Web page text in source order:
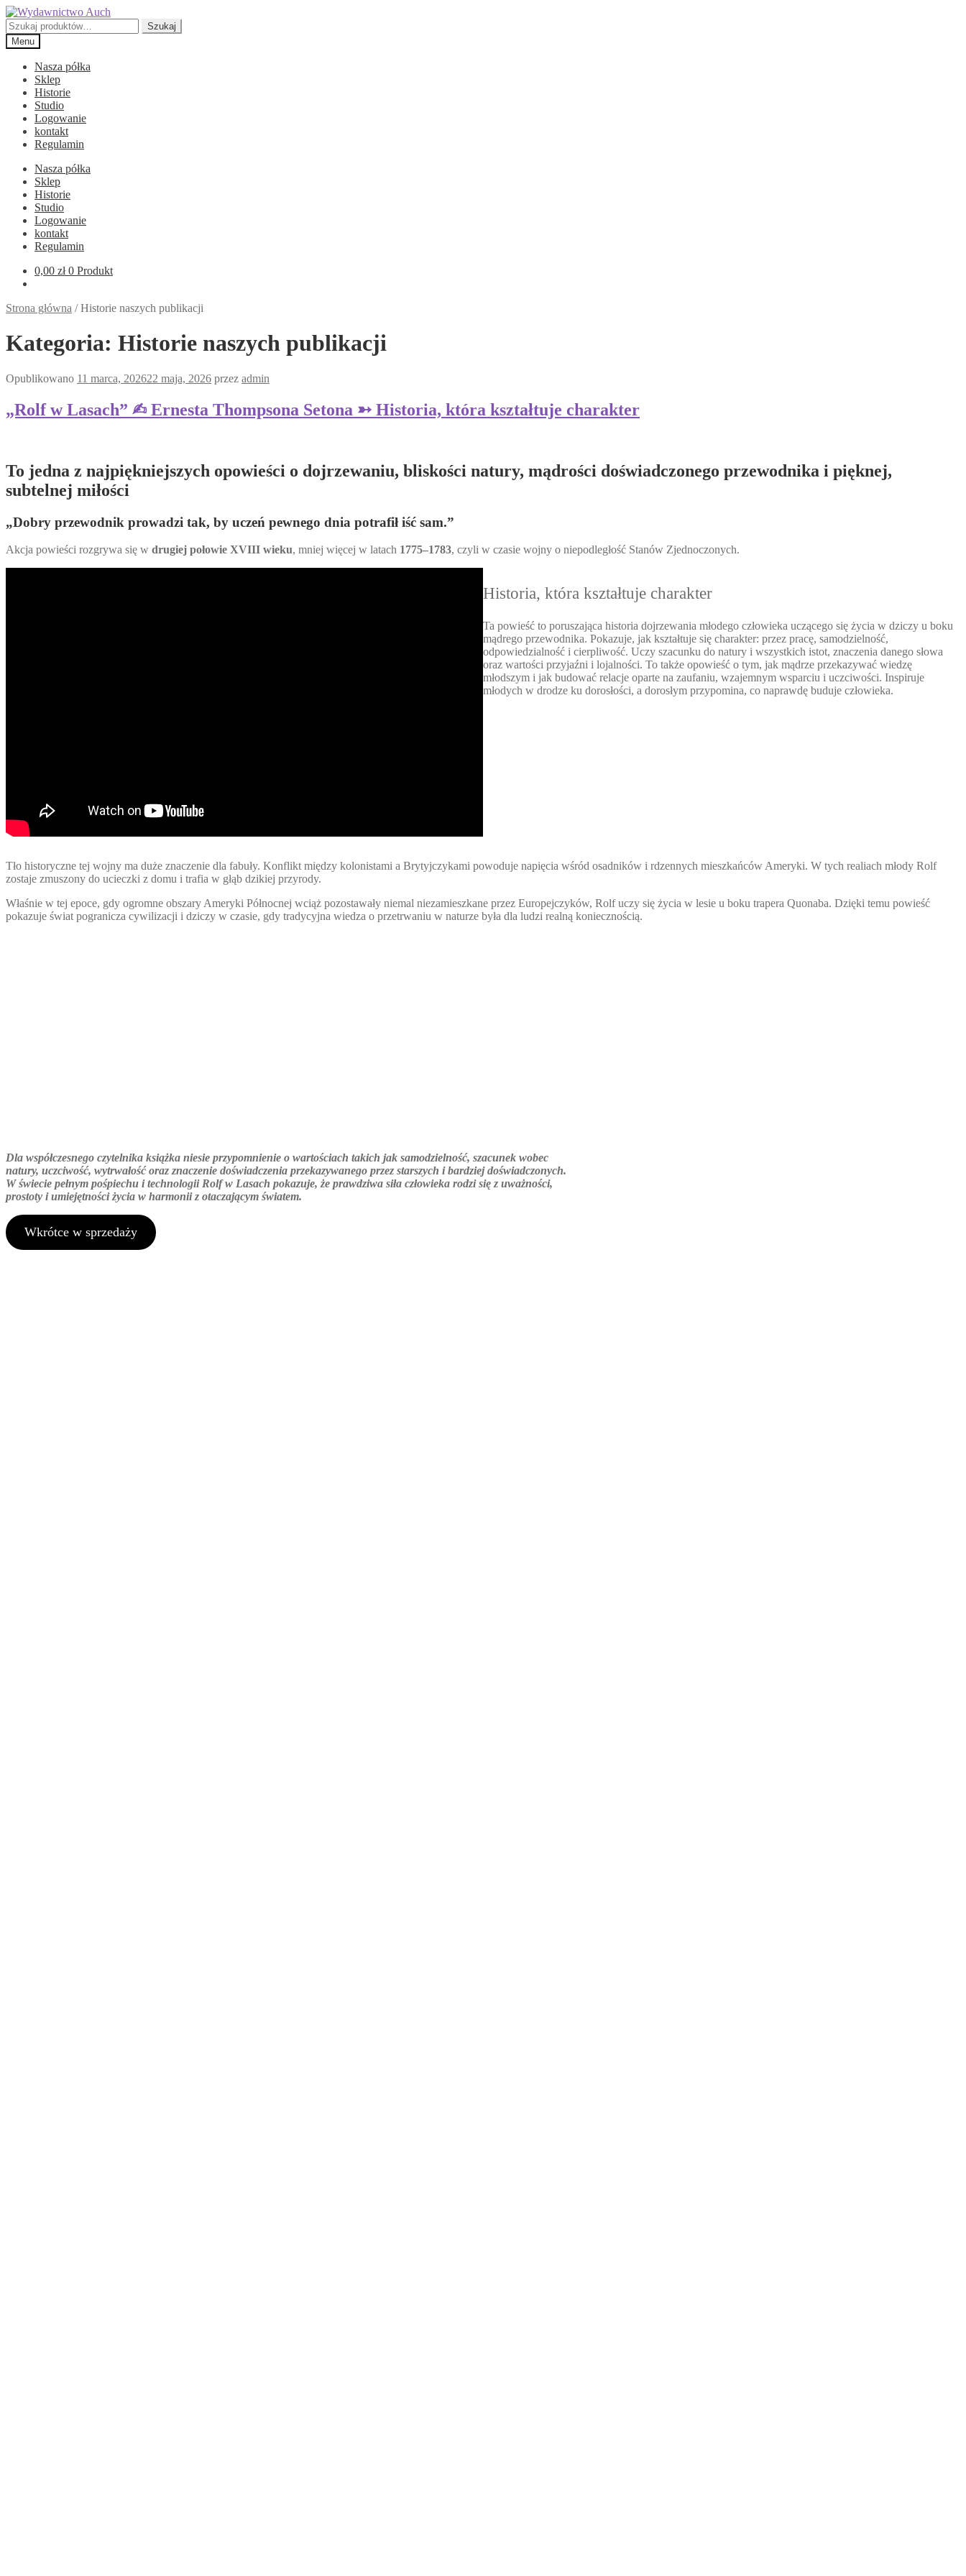
Przejdź
do
nawigacji
Przejdź
do
treści
Szukaj:
Szukaj
Menu
Nasza półka
Sklep
Historie
Studio
Logowanie
kontakt
Regulamin
Nasza półka
Sklep
Historie
Studio
Logowanie
kontakt
Regulamin
0,00 zł 0 Produkt
Strona główna /Historie naszych publikacji
Kategoria: Historie naszych publikacji
Opublikowano 11 marca, 202622 maja, 2026 przez admin
„Rolf w Lasach” ✍︎ Ernesta Thompsona Setona ➳ Historia, która kształtuje charakter
To jedna z najpiękniejszych opowieści o dojrzewaniu, bliskości natury, mądrości doświadczonego przewodnika i pięknej,
subtelnej miłości
„Dobry przewodnik prowadzi tak, by uczeń pewnego dnia potrafił iść sam.”
Akcja powieści rozgrywa się w drugiej połowie XVIII wieku, mniej więcej w latach 1775–1783, czyli w czasie wojny o niepodległość Stanów Zjednoczonych.
Historia, która kształtuje charakter
Ta powieść to poruszająca historia dojrzewania młodego człowieka uczącego się życia w dziczy u boku
mądrego przewodnika. Pokazuje, jak kształtuje się charakter: przez pracę, samodzielność,
odpowiedzialność i cierpliwość. Uczy szacunku do natury i wszystkich istot, znaczenia danego słowa
oraz wartości przyjaźni i lojalności. To także opowieść o tym, jak mądrze przekazywać wiedzę
młodszym i jak budować relacje oparte na zaufaniu, wzajemnym wsparciu i uczciwości. Inspiruje
młodych w drodze ku dorosłości, a dorosłym przypomina, co naprawdę buduje człowieka.
Tło historyczne tej wojny ma duże znaczenie dla fabuły. Konflikt między kolonistami a Brytyjczykami powoduje napięcia wśród osadników i rdzennych mieszkańców Ameryki. W tych realiach młody Rolf
zostaje zmuszony do ucieczki z domu i trafia w głąb dzikiej przyrody.
Właśnie w tej epoce, gdy ogromne obszary Ameryki Północnej wciąż pozostawały niemal niezamieszkane przez Europejczyków, Rolf uczy się życia w lesie u boku trapera Quonaba. Dzięki temu powieść
pokazuje świat pogranicza cywilizacji i dziczy w czasie, gdy tradycyjna wiedza o przetrwaniu w naturze była dla ludzi realną koniecznością.
Dla współczesnego czytelnika książka niesie przypomnienie o wartościach takich jak samodzielność, szacunek wobec
natury, uczciwość, wytrwałość oraz znaczenie doświadczenia przekazywanego przez starszych i bardziej doświadczonych.
W świecie pełnym pośpiechu i technologiiRolf w Lasach pokazuje, że prawdziwa siła człowieka rodzi się z uważności,
prostoty i umiejętności życia w harmonii z otaczającym światem.
Wkrótce w sprzedaży